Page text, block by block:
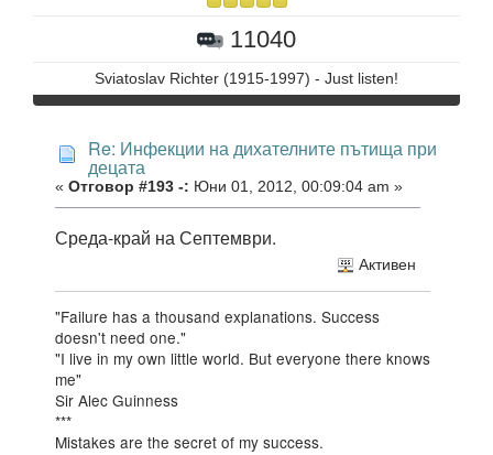
11040
Sviatoslav Richter (1915-1997) - Just listen!
Re: Инфекции на дихателните пътища при
децата
« Отговор #193 -: Юни 01, 2012, 00:09:04 am »
Среда-край на Септември.
Активен
"Failure has a thousand explanations. Success
doesn't need one."
"I live in my own little world. But everyone there knows
me"
Sir Alec Guinness
***
Mistakes are the secret of my success.